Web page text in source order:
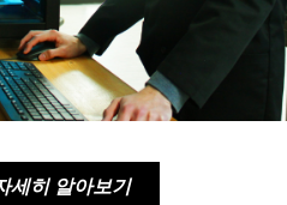
세히 알아보기